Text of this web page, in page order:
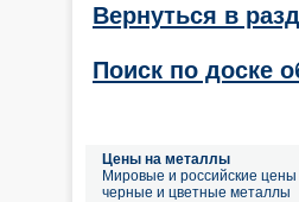
Вернуться в
Поиск по доске
Цены на металлы
Мировые и российские
черные и цветные металлы